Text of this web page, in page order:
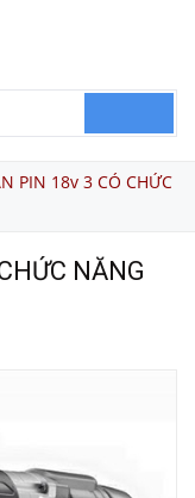
PIN 18v 3 CÓ CHỨC
NĂNG